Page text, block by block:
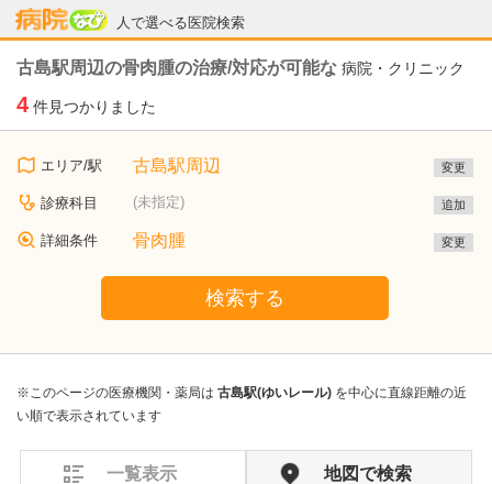
人で選べる医院検索
病院なび
古島駅周辺の骨肉腫の治療/対応が可能な 病院・クリニック
4 件見つかりました
エリア/駅 古島駅周辺 変更
診療科目 (未指定) 追加
詳細条件 骨肉腫 変更
検索する
※このページの医療機関・薬局は 古島駅(ゆいレール) を中心に直線距離の近
い順で表示されています
一覧表示 地図で検索